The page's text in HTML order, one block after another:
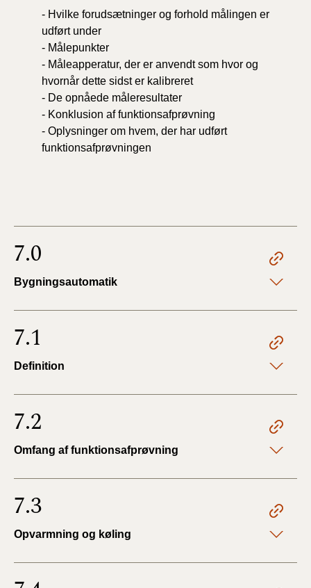
- Hvilke forudsætninger og forhold målingen er
udført under
- Målepunkter
- Måleapperatur, der er anvendt som hvor og
hvornår dette sidst er kalibreret
- De opnåede måleresultater
- Konklusion af funktionsafprøvning
- Oplysninger om hvem, der har udført
funktionsafprøvningen
7.0
Bygningsautomatik
7.1
Definition
7.2
Omfang af funktionsafprøvning
7.3
Opvarmning og køling